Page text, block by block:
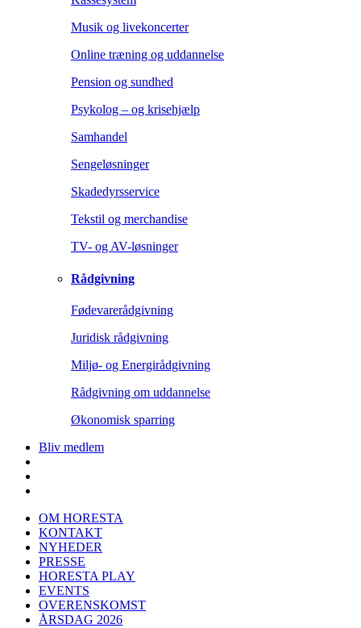
Musik og livekoncerter
Online træning og uddannelse
Pension og sundhed
Psykolog – og krisehjælp
Samhandel
Sengeløsninger
Skadedyrsservice
Tekstil og merchandise
TV- og AV-løsninger
Rådgivning
Fødevarerådgivning
Juridisk rådgivning
Miljø- og Energirådgivning
Rådgivning om uddannelse
Økonomisk sparring
Bliv medlem
OM HORESTA
KONTAKT
NYHEDER
PRESSE
HORESTA PLAY
EVENTS
OVERENSKOMST
ÅRSDAG 2026